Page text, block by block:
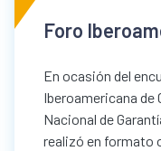
Foro
En ocasión del
Iberoamericana de
Nacional de
realizó en formato